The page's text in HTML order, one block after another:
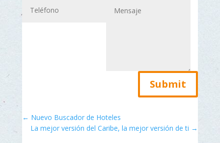
Submit
← Nuevo Buscador de Hoteles
La mejor versión del Caribe, la mejor versión de ti →